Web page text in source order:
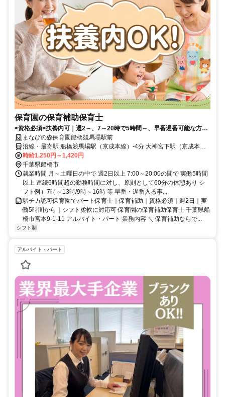
保育園の保育補助保育士
<資格必須>扶養内可｜週2～、7～20時で5時間～、早番遅番可能な方歓
迎｜朝夕は時給UP、駅チカ4分
まなびの森保育園船橋競馬場駅前
沿線・最寄駅 船橋競馬場駅（京成本線）-4分 大神宮下駅（京成本
線）-10分 谷津駅（京成本線）-14分
時給1,250円～1,420円
千葉県船橋市
就業時間 月～土曜日の中で 週2日以上 7:00～20:00の間で 実働5時間
以上 連続6時間超の勤務時間に対し、原則として60分の休憩あり シ
フト例）7時～13時/9時～16時 等 早番・遅番入る事...
駅チカ認可保育園でパート保育士｜保育補助｜資格必須｜週2日｜実
働5時間から｜シフト柔軟に対応可 保育園の保育補助保育士 千葉県船
橋市宮本9-1-11 アルバイト・パート 業務内容 ＼ 保育補助ならで...
シフト制
アルバイト・パート